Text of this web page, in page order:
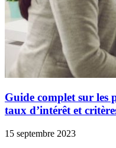
Guide complet sur les
taux d’intérêt et
15 septembre 2023